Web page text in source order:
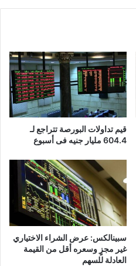
قيم تداولات البورصة تتراجع لـ
604.4 مليار جنيه فى أسبوع
سبينالكس: عرض الشراء الاختياري
غير مجزٍ وسعره أقل من القيمة
العادلة للسهم